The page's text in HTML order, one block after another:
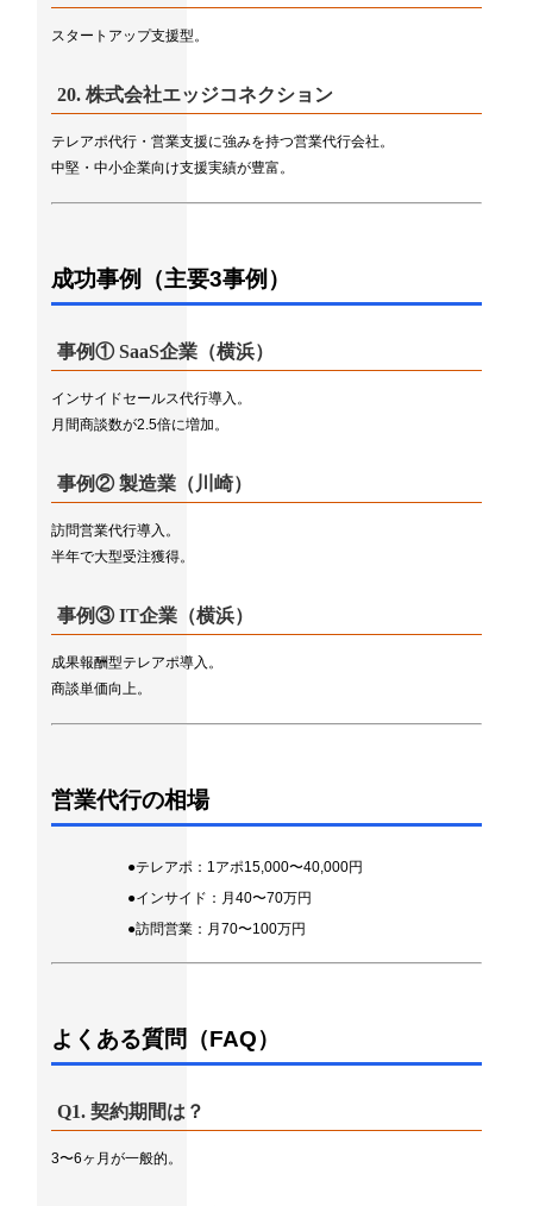
スタートアップ支援型。
20. 株式会社エッジコネクション
テレアポ代行・営業支援に強みを持つ営業代行会社。
中堅・中小企業向け支援実績が豊富。
成功事例（主要3事例）
事例① SaaS企業（横浜）
インサイドセールス代行導入。
月間商談数が2.5倍に増加。
事例② 製造業（川崎）
訪問営業代行導入。
半年で大型受注獲得。
事例③ IT企業（横浜）
成果報酬型テレアポ導入。
商談単価向上。
営業代行の相場
●テレアポ：1アポ15,000〜40,000円
●インサイド：月40〜70万円
●訪問営業：月70〜100万円
よくある質問（FAQ）
Q1. 契約期間は？
3〜6ヶ月が一般的。